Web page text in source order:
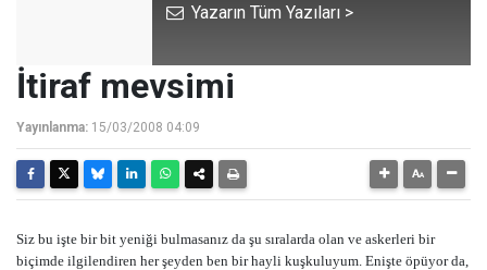
Yazarın Tüm Yazıları >
İtiraf mevsimi
Yayınlanma: 15/03/2008 04:09
Siz bu işte bir bit yeniği bulmasanız da şu sıralarda olan ve askerleri bir
biçimde ilgilendiren her şeyden ben bir hayli kuşkuluyum. Enişte öpüyor da,